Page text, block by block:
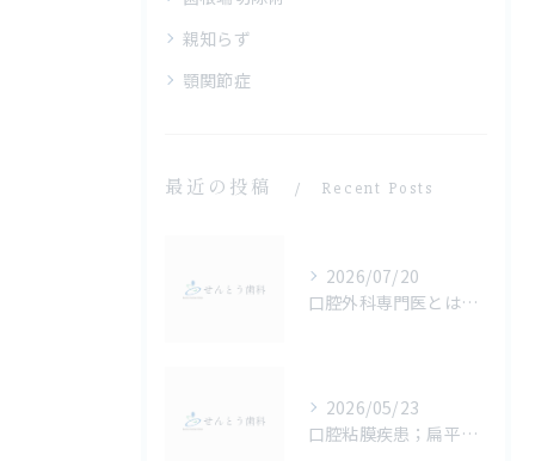
親知らず
顎関節症
最近の投稿 Recent Posts
2026/07/20
口腔外科専門医とは？解説します🦷
2026/05/23
口腔粘膜疾患；扁平苔癬・白板症・扁平上皮癌の特徴と見分け方を詳説！